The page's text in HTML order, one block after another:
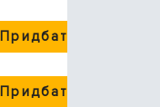
Придбати
Придбати